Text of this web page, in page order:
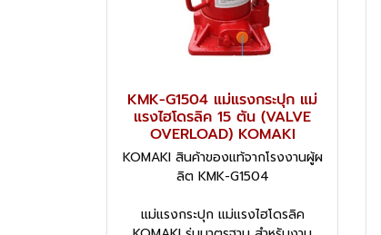
KMK-G1504 แม่แรงกระปุก แม่
แรงไฮโดรลิค 15 ตัน (VALVE
OVERLOAD) KOMAKI
KOMAKI สินค้าของแท้จากโรงงานผู้ผ
ลิต KMK-G1504
แม่แรงกระปุก แม่แรงไฮโดรลิค